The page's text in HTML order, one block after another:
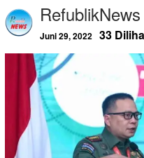
RefublikNews
Juni 29, 2022 33